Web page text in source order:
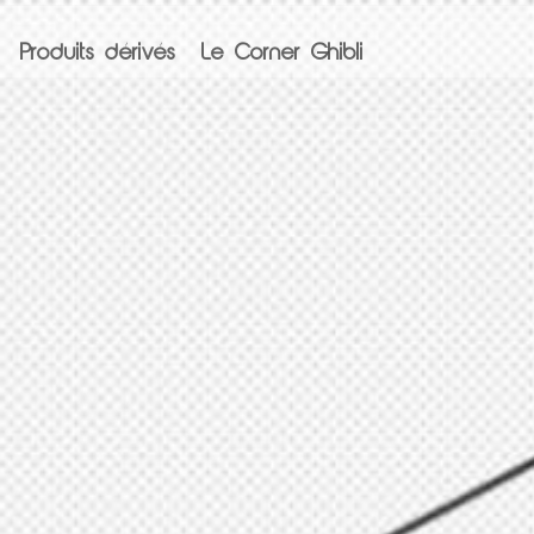
Produits dérivés Le Corner Ghibli